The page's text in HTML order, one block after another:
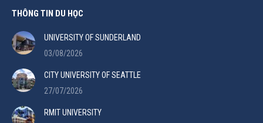
THÔNG TIN DU HỌC
UNIVERSITY OF SUNDERLAND
03/08/2026
CITY UNIVERSITY OF SEATTLE
27/07/2026
RMIT UNIVERSITY